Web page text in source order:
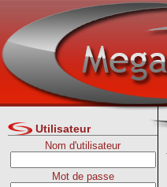
Utilisateur
Nom d'utilisateur
Mot de passe